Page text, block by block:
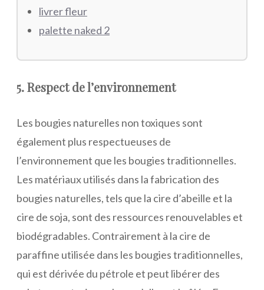
livrer fleur
palette naked 2
5. Respect de l’environnement
Les bougies naturelles non toxiques sont
également plus respectueuses de
l’environnement que les bougies traditionnelles.
Les matériaux utilisés dans la fabrication des
bougies naturelles, tels que la cire d’abeille et la
cire de soja, sont des ressources renouvelables et
biodégradables. Contrairement à la cire de
paraffine utilisée dans les bougies traditionnelles,
qui est dérivée du pétrole et peut libérer des